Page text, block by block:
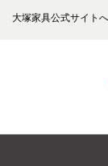
大塚家具公式サイトへ